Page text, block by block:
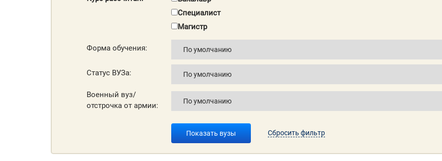
Специалист
Магистр
Форма обучения:
Статус ВУЗа:
Военный вуз/
отстрочка от армии:
Показать вузы Сбросить фильтр